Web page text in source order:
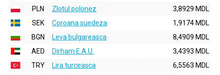
PLN
Zlotul polonez
3,8929 MDL
SEK
Coroana suedeza
1,9174 MDL
BGN
Leva bulgareasca
8,4909 MDL
AED
Dirham E.A.U.
3,4393 MDL
TRY
Lira turceasca
6,5563 MDL